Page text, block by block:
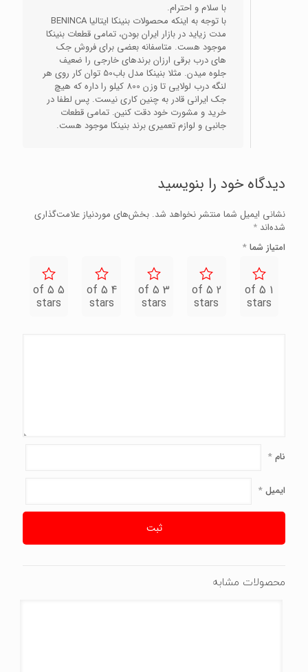
با سلام و احترام.
با توجه به اینکه محصولات بنینکا ایتالیا BENINCA
مدت زیاید در بازار ایران بودن، تمامی قطعات بنینکا
موجود هست. متاسفانه بعضی برای فروش جک
های درب برقی ارزان برندهای خارجی را ضعیف
جلوه میدن. مثلا بنینکا مدل باب50 توان کار روی هر
لنگه درب لولایی تا وزن 800 کیلو را داره که هیچ
جک ایرانی قادر به چنین کاری نیست. پس لطفا در
خرید و مشورت خود دقت کنین. تمامی قطعات
جانبی و لوازم تعمیری برند بنینکا موجود هست.
دیدگاه خود را بنویسید
نشانی ایمیل شما منتشر نخواهد شد. بخش‌های موردنیاز علامت‌گذاری
شده‌اند *
امتیاز شما*
1 of 5
stars
2 of 5
stars
3 of 5
stars
4 of 5
stars
5 of 5
stars
نام*
ایمیل*
محصولات مشابه